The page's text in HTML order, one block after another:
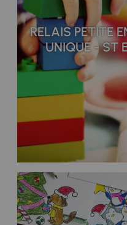
RELAIS PETITE
UNIQUE - ST